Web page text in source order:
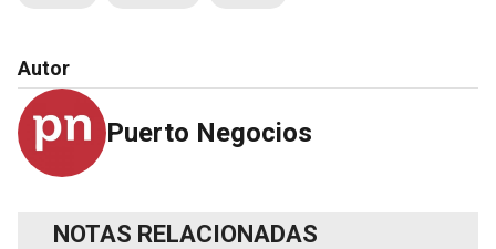
Autor
Puerto Negocios
NOTAS RELACIONADAS